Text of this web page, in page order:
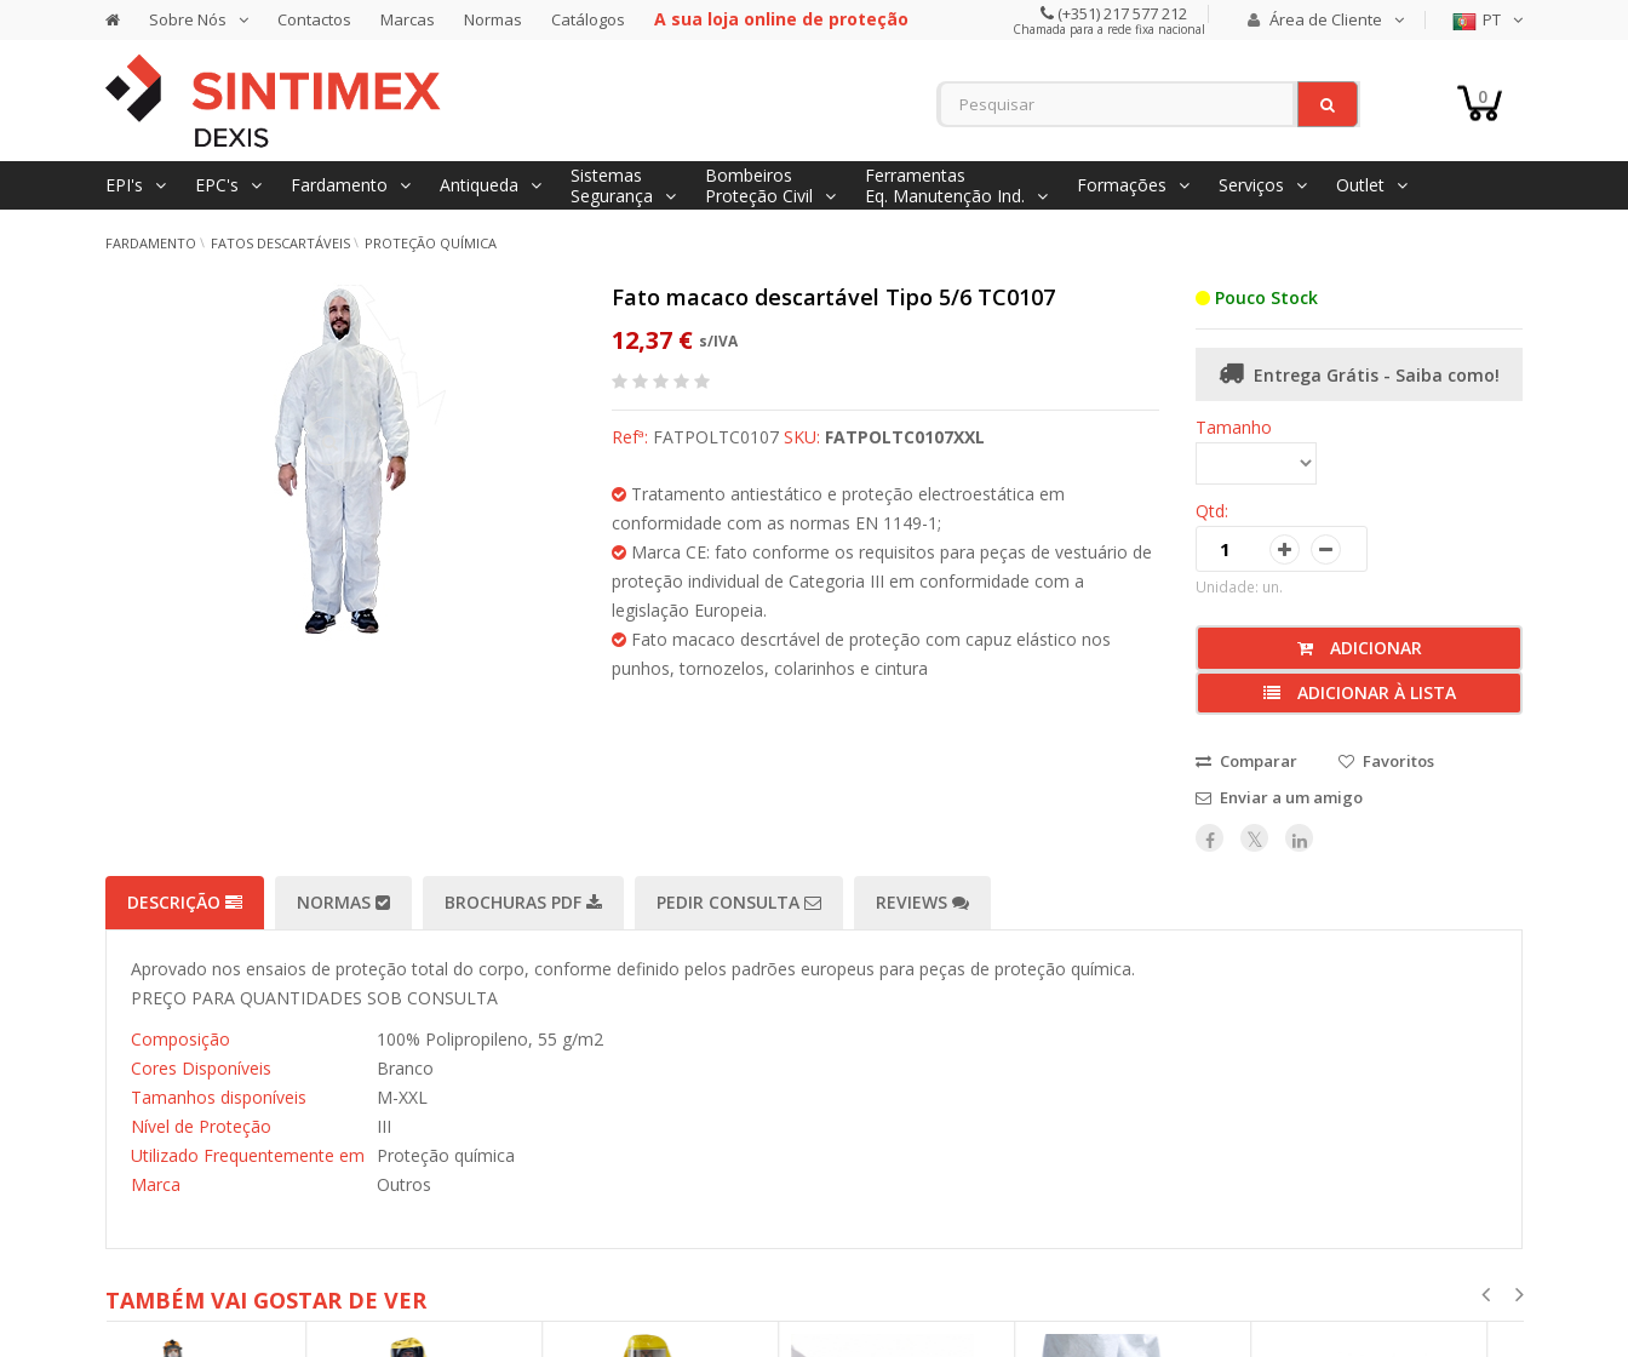
Sobre Nós Contactos Marcas Normas Catálogos A sua loja online de proteção (+351) 217 577 212
Chamada para a rede fixa nacional Área de Cliente PT
0
EPI's EPC's Fardamento Antiqueda
Sistemas
Segurança
Bombeiros
Proteção Civil
Ferramentas
Eq. Manutenção Ind.
Formações Serviços Outlet
FARDAMENTO FATOS DESCARTÁVEIS PROTEÇÃO QUÍMICA
Fato macaco descartável Tipo 5/6 TC0107
12,37 € s/IVA
Refª: FATPOLTC0107 SKU: FATPOLTC0107XXL
Tratamento antiestático e proteção electroestática em
conformidade com as normas EN 1149-1;
Marca CE: fato conforme os requisitos para peças de vestuário de
proteção individual de Categoria III em conformidade com a
legislação Europeia.
Fato macaco descrtável de proteção com capuz elástico nos
punhos, tornozelos, colarinhos e cintura
Pouco Stock
Entrega Grátis - Saiba como!
Tamanho
Qtd:
Unidade: un.
ADICIONAR
ADICIONAR À LISTA
Comparar
Favoritos
Enviar a um amigo
DESCRIÇÃO NORMAS BROCHURAS PDF PEDIR CONSULTA REVIEWS
Aprovado nos ensaios de proteção total do corpo, conforme definido pelos padrões europeus para peças de proteção química.
PREÇO PARA QUANTIDADES SOB CONSULTA
Composição
100% Polipropileno, 55 g/m2
Cores Disponíveis
Branco
Tamanhos disponíveis
M-XXL
Nível de Proteção
III
Utilizado Frequentemente em
Proteção química
Marca
Outros
TAMBÉM VAI GOSTAR DE VER